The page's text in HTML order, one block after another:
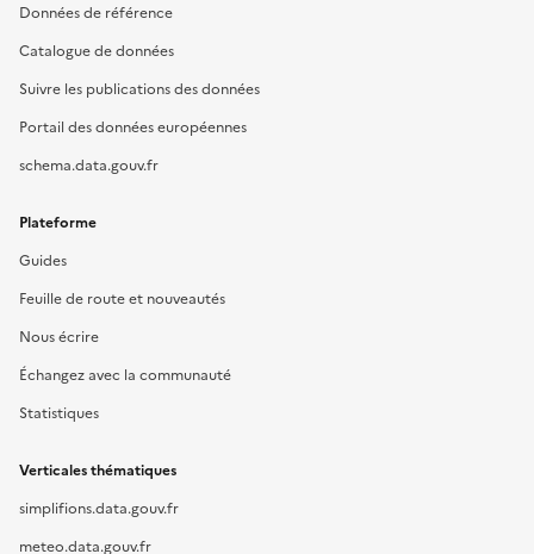
Données de référence
Catalogue de données
Suivre les publications des données
Portail des données européennes
schema.data.gouv.fr
Plateforme
Guides
Feuille de route et nouveautés
Nous écrire
Échangez avec la communauté
Statistiques
Verticales thématiques
simplifions.data.gouv.fr
meteo.data.gouv.fr